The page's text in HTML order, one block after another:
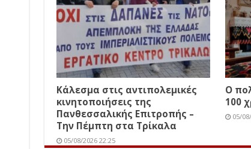
Κάλεσμα στις αντιπολεμικές
κινητοποιήσεις της
Πανθεσσαλικής Επιτροπής –
Την Πέμπτη στα Τρίκαλα
05/08/2026 22:25
Ο
100
05/